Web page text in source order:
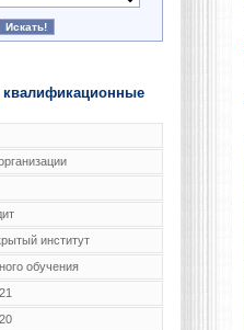
институт
обучения